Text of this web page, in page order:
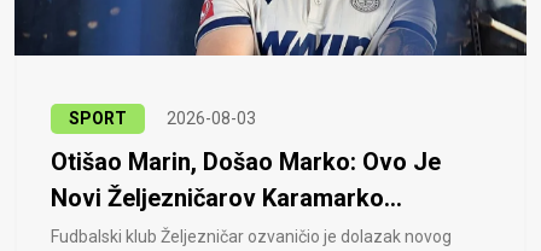
SPORT 2026-08-03
Otišao Marin, Došao Marko: Ovo Je
Novi Željezničarov Karamarko...
Fudbalski klub Željezničar ozvaničio je dolazak novog